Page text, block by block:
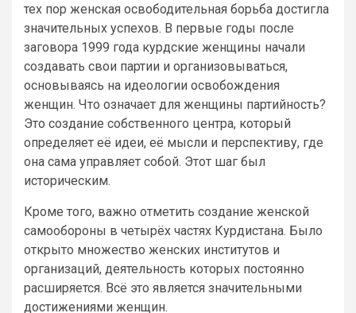
тех пор женская освободительная борьба достигла
значительных успехов. В первые годы после
заговора 1999 года курдские женщины начали
создавать свои партии и организовываться,
основываясь на идеологии освобождения
женщин. Что означает для женщины партийность?
Это создание собственного центра, который
определяет её идеи, её мысли и перспективу, где
она сама управляет собой. Этот шаг был
историческим.
Кроме того, важно отметить создание женской
самообороны в четырёх частях Курдистана. Было
открыто множество женских институтов и
организаций, деятельность которых постоянно
расширяется. Всё это является значительными
достижениями женщин.